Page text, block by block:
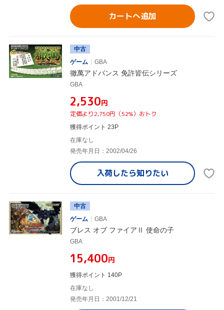
カートへ追加
中古
ゲーム
GBA
徹萬アドバンス 免許皆伝シリーズ
GBA
¥2,530円
定価より2,750円（52%）おトク
獲得ポイント 23P
在庫なし
発売年月日：2002/04/26
入荷したら知りたい
中古
ゲーム
GBA
ブレス オブ ファイアⅡ 使命の子
GBA
¥15,400円
獲得ポイント 140P
在庫なし
発売年月日：2001/12/21